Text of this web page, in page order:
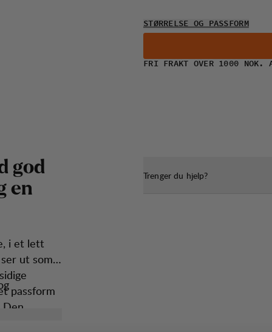
STØRRELSE OG PASSFORM
FRI FRAKT OVER 1000 NOK.
god
en
i et lett
ut som
passform
mens
det du
Trenger du hjelp?